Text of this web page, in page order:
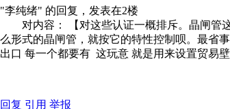
"李纯绪" 的回复，发表在2楼
对内容： 【对这些认证一概排斥。晶闸管这
么形式的晶闸管，就按它的特性控制呗。最省
出口 每一个都要有 这玩意 就是用来设置贸易
回复 引用 举报